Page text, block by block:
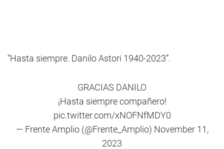
“Hasta siempre. Danilo Astori 1940-2023”.
GRACIAS DANILO
¡Hasta siempre compañero!
pic.twitter.com/xNOFNfMDY0
— Frente Amplio (@Frente_Amplio) November 11,
2023